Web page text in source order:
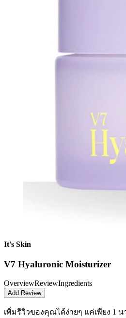
It's Skin
V7 Hyaluronic Moisturizer
OverviewReviewIngredients
Add Review
เพิ่มรีวิวของคุณได้ง่ายๆ แค่เพียง 1 น